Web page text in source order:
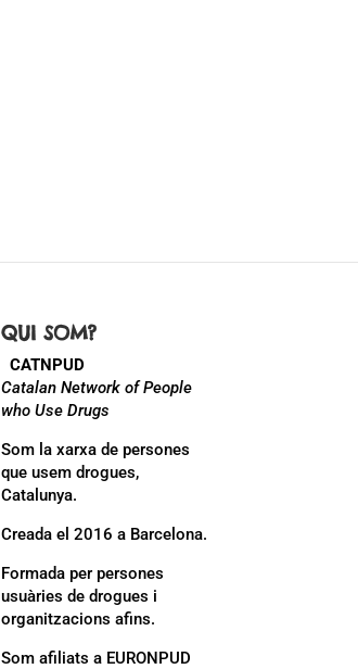
QUI SOM?
CATNPUD
Catalan Network of People
who Use Drugs
Som la xarxa de persones
que usem drogues,
Catalunya.
Creada el 2016 a Barcelona.
Formada per persones
usuàries de drogues i
organitzacions afins.
Som afiliats a EURONPUD